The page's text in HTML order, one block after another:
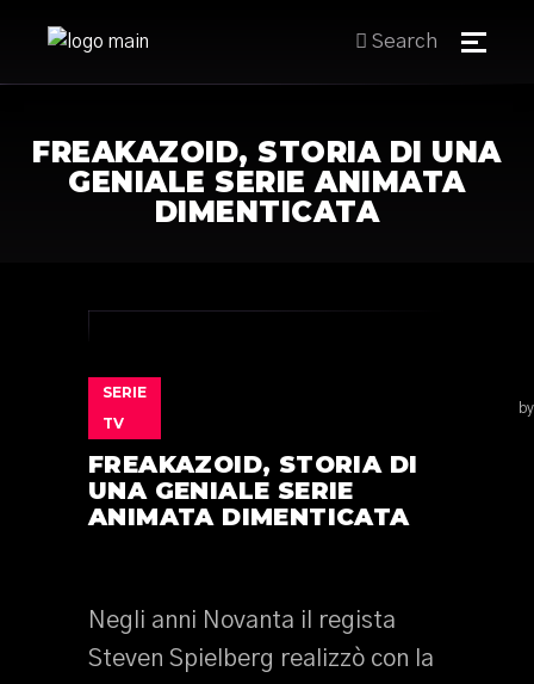
Search
FREAKAZOID, STORIA DI UNA
GENIALE SERIE ANIMATA
DIMENTICATA
SERIE
TV
by
FREAKAZOID, STORIA DI
UNA GENIALE SERIE
ANIMATA DIMENTICATA
Negli anni Novanta il regista
Steven Spielberg realizzò con la